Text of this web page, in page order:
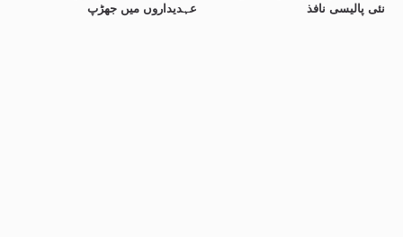
عہدیداروں میں جھڑپ
نئی پالیسی نافذ